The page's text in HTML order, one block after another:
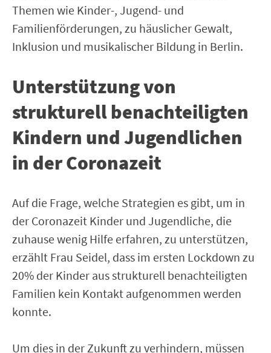
Themen wie Kinder-, Jugend- und
Familienförderungen, zu häuslicher Gewalt,
Inklusion und musikalischer Bildung in Berlin.
Unterstützung von
strukturell benachteiligten
Kindern und Jugendlichen
in der Coronazeit
Auf die Frage, welche Strategien es gibt, um in
der Coronazeit Kinder und Jugendliche, die
zuhause wenig Hilfe erfahren, zu unterstützen,
erzählt Frau Seidel, dass im ersten Lockdown zu
20% der Kinder aus strukturell benachteiligten
Familien kein Kontakt aufgenommen werden
konnte.
Um dies in der Zukunft zu verhindern, müssen